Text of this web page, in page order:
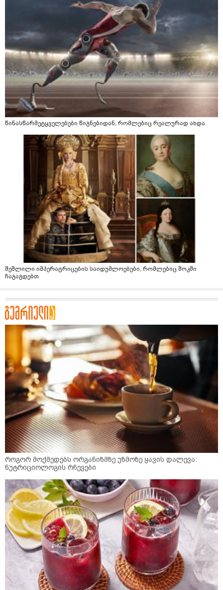
წინასწარმეტყველებები წიგნებიდან, რომლებიც რეალურად ახდა
შეშლილი იმპერატრიცების საიდუმლოებები, რომლებიც შოკში
ჩაგაგდებთ
როგორ მოქმედებს ორგანიზმზე უზმოზე ყავის დალევა:
ნუტრიციოლოგის რჩევები